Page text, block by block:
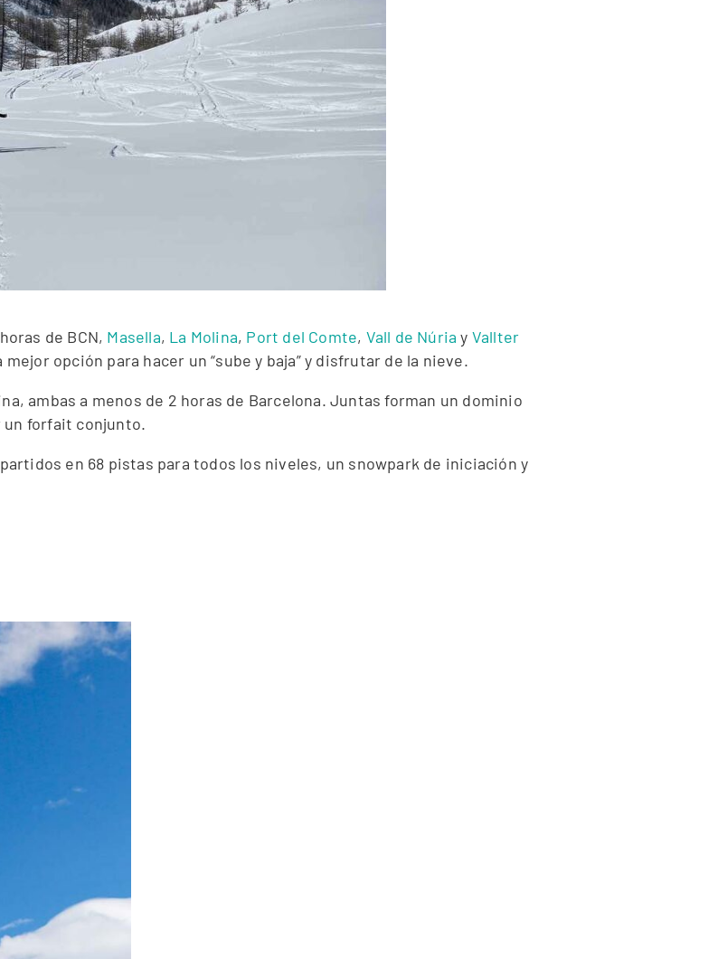
de BCN, Masella, La Molina, Port del Comte, Vall de Núria y Vallter
opción para hacer un “sube y baja” y disfrutar de la nieve.
ambas a menos de 2 horas de Barcelona. Juntas forman un dominio
un forfait conjunto.
en 68 pistas para todos los niveles, un snowpark de iniciación y